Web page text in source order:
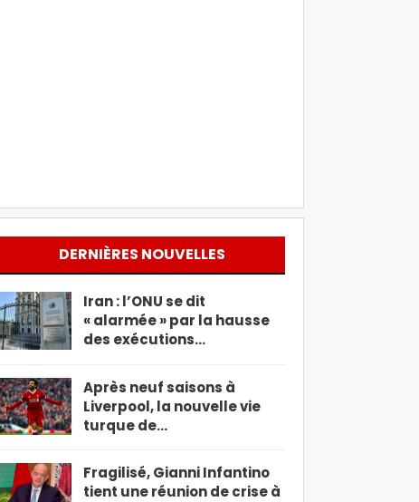
DERNIÈRES NOUVELLES
Iran : l’ONU se dit
« alarmée » par la hausse
des exécutions…
Après neuf saisons à
Liverpool, la nouvelle vie
turque de…
Fragilisé, Gianni Infantino
tient une réunion de crise à